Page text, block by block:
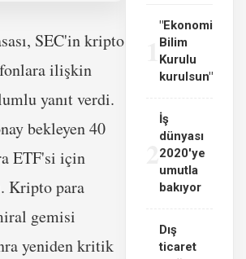
SEC'in kripto
ilişkin
yanıt verdi.
bekleyen 40
ETF'si için
Kripto para
gemisi
yeniden kritik
"Ekonomi
Bilim
Kurulu
kurulsun"
İş
dünyası
2020'ye
umutla
bakıyor
Dış
ticaret